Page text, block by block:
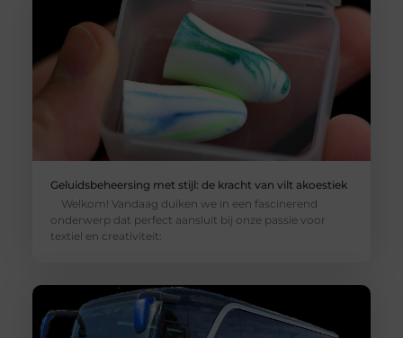
Geluidsbeheersing met stijl: de kracht van vilt akoestiek
Welkom! Vandaag duiken we in een fascinerend
onderwerp dat perfect aansluit bij onze passie voor
textiel en creativiteit: